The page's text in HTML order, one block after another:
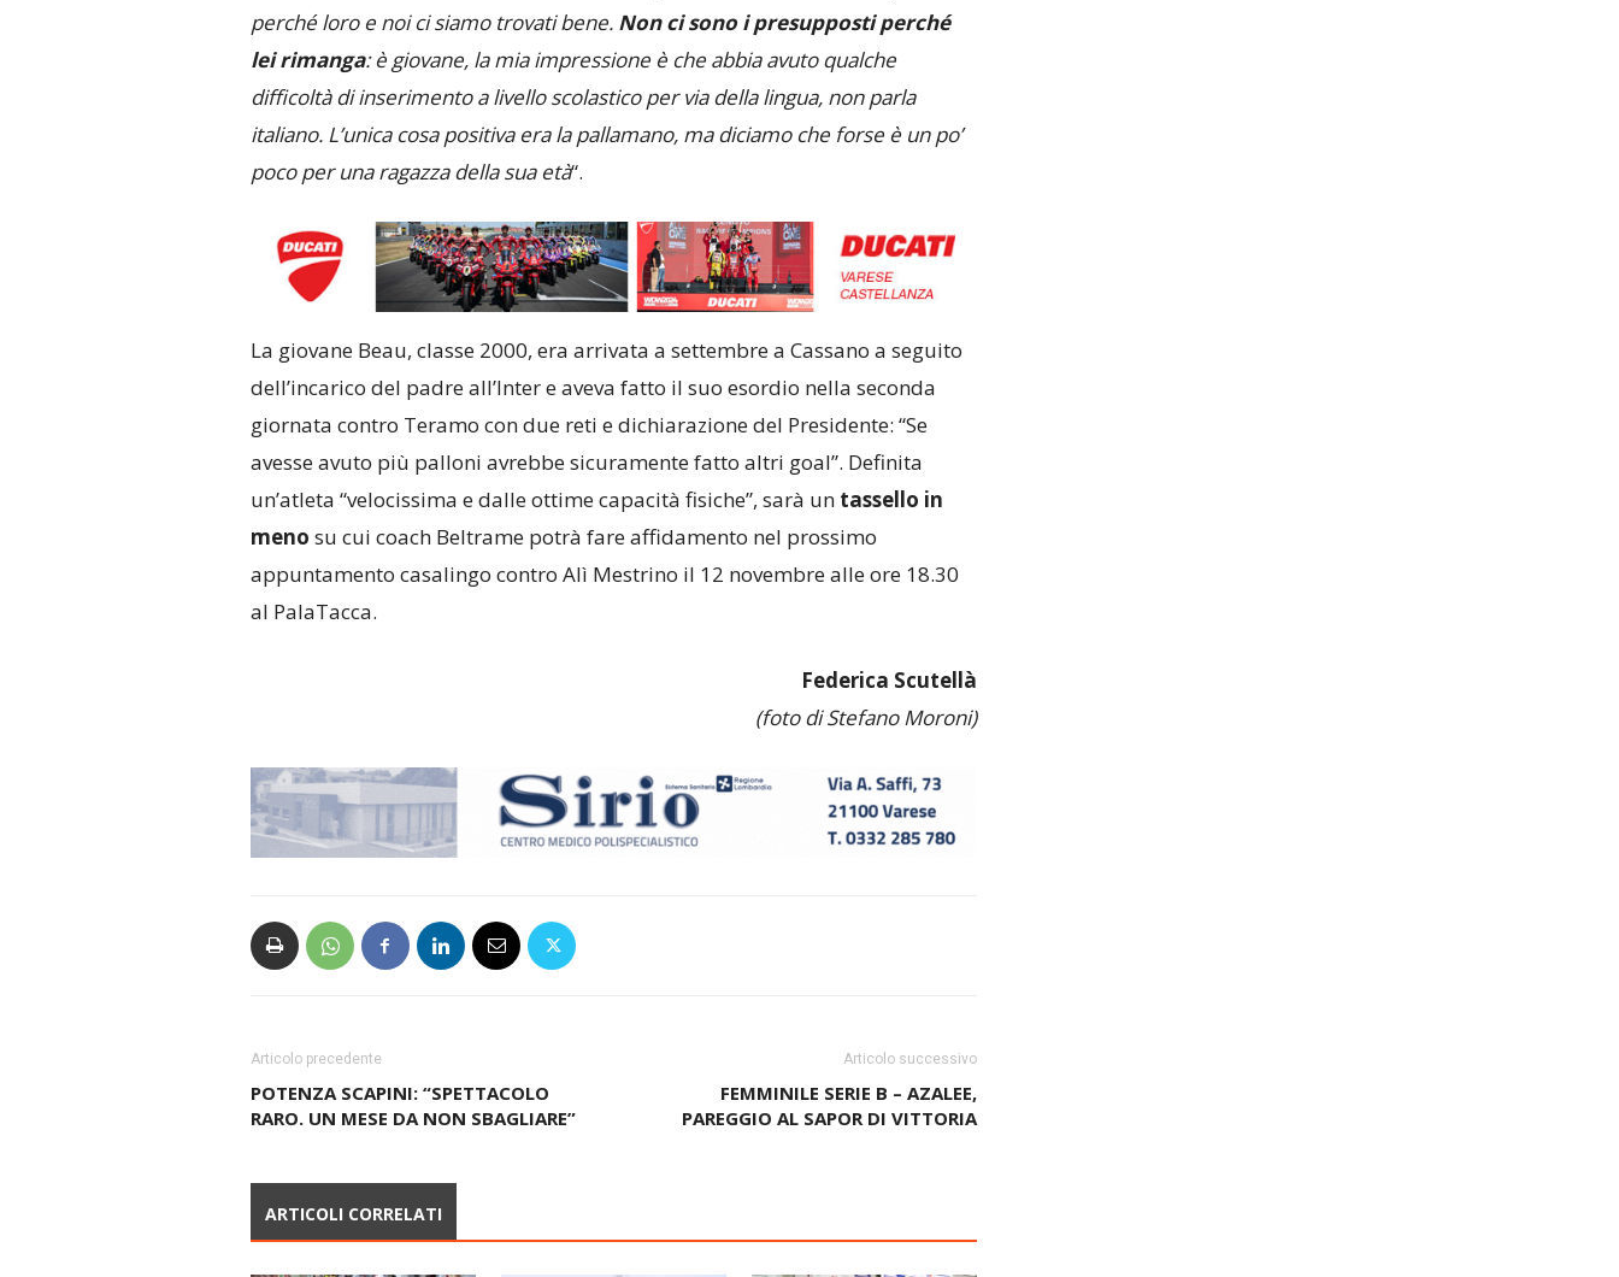
perché loro e noi ci siamo trovati bene. Non ci sono i presupposti perché
lei rimanga: è giovane, la mia impressione è che abbia avuto qualche
difficoltà di inserimento a livello scolastico per via della lingua, non parla
italiano. L’unica cosa positiva era la pallamano, ma diciamo che forse è un po’
poco per una ragazza della sua età“.
La giovane Beau, classe 2000, era arrivata a settembre a Cassano a seguito
dell’incarico del padre all’Inter e aveva fatto il suo esordio nella seconda
giornata contro Teramo con due reti e dichiarazione del Presidente: “Se
avesse avuto più palloni avrebbe sicuramente fatto altri goal”. Definita
un’atleta “velocissima e dalle ottime capacità fisiche”, sarà un tassello in
meno su cui coach Beltrame potrà fare affidamento nel prossimo
appuntamento casalingo contro Alì Mestrino il 12 novembre alle ore 18.30
al PalaTacca.
Federica Scutellà
(foto di Stefano Moroni)
Articolo precedente
POTENZA SCAPINI: “SPETTACOLO
RARO. UN MESE DA NON SBAGLIARE”
Articolo successivo
FEMMINILE SERIE B – AZALEE,
PAREGGIO AL SAPOR DI VITTORIA
ARTICOLI CORRELATI